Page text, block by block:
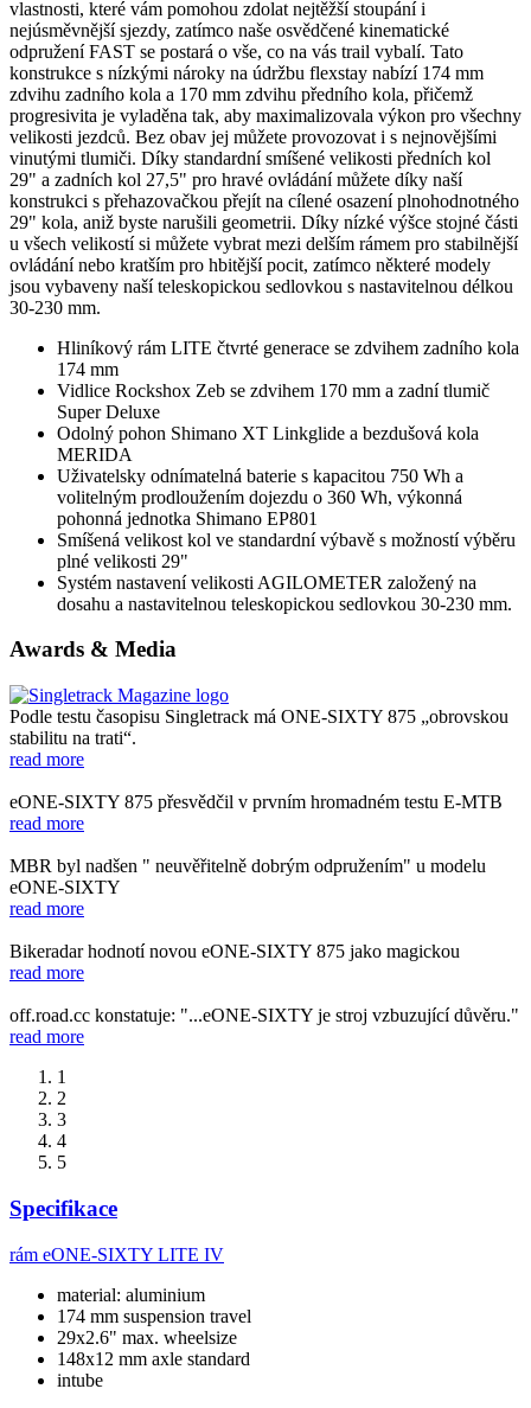
vlastnosti, které vám pomohou zdolat nejtěžší stoupání i
nejúsměvnější sjezdy, zatímco naše osvědčené kinematické
odpružení FAST se postará o vše, co na vás trail vybalí. Tato
konstrukce s nízkými nároky na údržbu flexstay nabízí 174 mm
zdvihu zadního kola a 170 mm zdvihu předního kola, přičemž
progresivita je vyladěna tak, aby maximalizovala výkon pro všechny
velikosti jezdců. Bez obav jej můžete provozovat i s nejnovějšími
vinutými tlumiči. Díky standardní smíšené velikosti předních kol
29" a zadních kol 27,5" pro hravé ovládání můžete díky naší
konstrukci s přehazovačkou přejít na cílené osazení plnohodnotného
29" kola, aniž byste narušili geometrii. Díky nízké výšce stojné části
u všech velikostí si můžete vybrat mezi delším rámem pro stabilnější
ovládání nebo kratším pro hbitější pocit, zatímco některé modely
jsou vybaveny naší teleskopickou sedlovkou s nastavitelnou délkou
30-230 mm.
Hliníkový rám LITE čtvrté generace se zdvihem zadního kola
174 mm
Vidlice Rockshox Zeb se zdvihem 170 mm a zadní tlumič
Super Deluxe
Odolný pohon Shimano XT Linkglide a bezdušová kola
MERIDA
Uživatelsky odnímatelná baterie s kapacitou 750 Wh a
volitelným prodloužením dojezdu o 360 Wh, výkonná
pohonná jednotka Shimano EP801
Smíšená velikost kol ve standardní výbavě s možností výběru
plné velikosti 29"
Systém nastavení velikosti AGILOMETER založený na
dosahu a nastavitelnou teleskopickou sedlovkou 30-230 mm.
Awards & Media
Podle testu časopisu Singletrack má ONE-SIXTY 875 „obrovskou
stabilitu na trati“.
read more
eONE-SIXTY 875 přesvědčil v prvním hromadném testu E-MTB
read more
MBR byl nadšen " neuvěřitelně dobrým odpružením" u modelu
eONE-SIXTY
read more
Bikeradar hodnotí novou eONE-SIXTY 875 jako magickou
read more
off.road.cc konstatuje: "...eONE-SIXTY je stroj vzbuzující důvěru."
read more
1
2
3
4
5
Specifikace
rám eONE-SIXTY LITE IV
material: aluminium
174 mm suspension travel
29x2.6" max. wheelsize
148x12 mm axle standard
intube